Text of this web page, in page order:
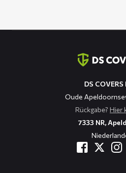
DS COVERS
Oude
Rückgabe? Hier
7333 NR,